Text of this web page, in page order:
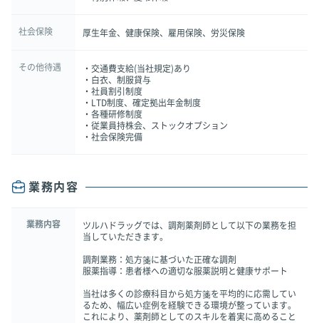
社会保険 厚生年金、健康保険、雇用保険、労災保険
その他待遇
・交通費支給(当社規定)あり
・白衣、制服貸与
・社員割引制度
・LTD制度、確定拠出年金制度
・各種研修制度
・従業員持株会、ストックオプション
・社会保険完備
業務内容
業務内容
ツルハドラッグでは、調剤薬剤師として以下の業務を担
当していただきます。
調剤業務：処方箋に基づいた正確な調剤
服薬指導：患者様への適切な服薬説明と健康サポート
当社は多くの診療科目から処方箋を平均的に応需してい
るため、幅広い症例を経験できる環境が整っています。
これにより、薬剤師としてのスキルを着実に高めること